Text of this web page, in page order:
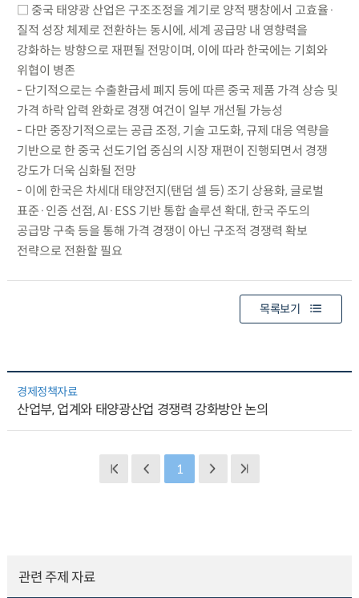
□ 중국 태양광 산업은 구조조정을 계기로 양적 팽창에서 고효율·
질적 성장 체제로 전환하는 동시에, 세계 공급망 내 영향력을
강화하는 방향으로 재편될 전망이며, 이에 따라 한국에는 기회와
위협이 병존
- 단기적으로는 수출환급세 폐지 등에 따른 중국 제품 가격 상승 및
가격 하락 압력 완화로 경쟁 여건이 일부 개선될 가능성
- 다만 중장기적으로는 공급 조정, 기술 고도화, 규제 대응 역량을
기반으로 한 중국 선도기업 중심의 시장 재편이 진행되면서 경쟁
강도가 더욱 심화될 전망
- 이에 한국은 차세대 태양전지(탠덤 셀 등) 조기 상용화, 글로벌
표준·인증 선점, AI·ESS 기반 통합 솔루션 확대, 한국 주도의
공급망 구축 등을 통해 가격 경쟁이 아닌 구조적 경쟁력 확보
전략으로 전환할 필요
목록보기
경제정책자료
산업부, 업계와 태양광산업 경쟁력 강화방안 논의
1
관련 주제 자료